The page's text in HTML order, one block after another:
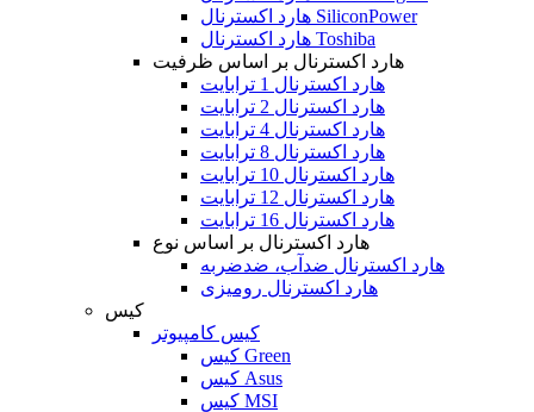
هارد اکسترنال SiliconPower
هارد اکسترنال Toshiba
هارد اکسترنال بر اساس ظرفیت
هارد اکسترنال 1 ترابایت
هارد اکسترنال 2 ترابایت
هارد اکسترنال 4 ترابایت
هارد اکسترنال 8 ترابایت
هارد اکسترنال 10 ترابایت
هارد اکسترنال 12 ترابایت
هارد اکسترنال 16 ترابایت
هارد اکسترنال بر اساس نوع
هارد اکسترنال ضدآب، ضدضربه
هارد اکسترنال رومیزی
کیس
کیس کامپیوتر
کیس Green
کیس Asus
کیس MSI